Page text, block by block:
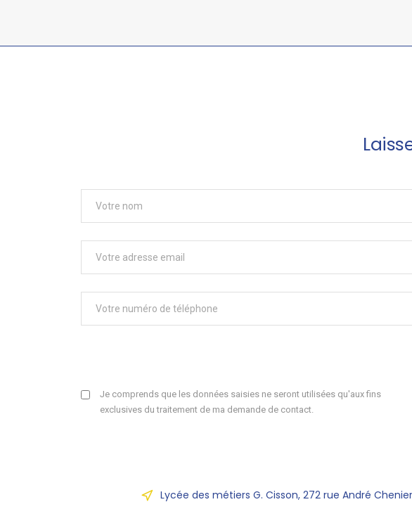
Je comprends que les données saisies ne seront utilisées qu'aux fins
exclusives du traitement de ma demande de contact.
Lycée des métiers G. Cisson, 272 rue André